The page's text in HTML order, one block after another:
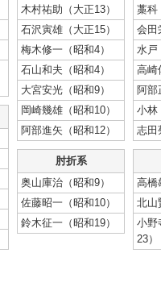
木村祐助（大正13）
石沢寅雄（大正15）
梅木修一（昭和4）
石山和夫（昭和4）
大宮安光（昭和9）
岡崎幾雄（昭和10）
阿部進矢（昭和12）
肘折系
奥山庫治（昭和9）
佐藤昭一（昭和10）
鈴木征一（昭和19）
藁
会田
水
高崎
阿部
小
志田
高橋
北山
小野
23）